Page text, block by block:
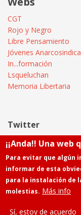
CGT
Rojo y Negro
Libre Pensamiento
Jóvenes
In...formación
Lsqueluchan
Memoria Libertaria
Twitter
Tweets by
¡¡Anda!! Una web
Para evitar que algún
informar de esta
para la instalación de
molestias. Más info
Sí, estoy de acuerdo